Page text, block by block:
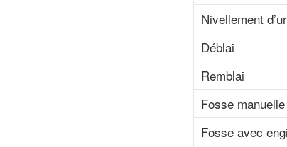
Nivellement
Déblai
Remblai
Fosse manuelle
Fosse avec